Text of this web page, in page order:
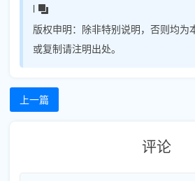
l
版权申明： 除非特别说明，否则均为
或复制请注明出处。
上一篇
评论